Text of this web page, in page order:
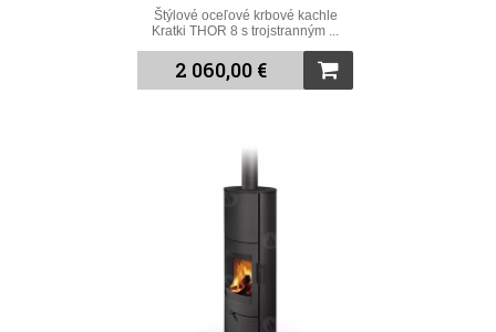
Štýlové oceľové krbové kachle
Kratki THOR 8 s trojstranným ...
2 060,00 €